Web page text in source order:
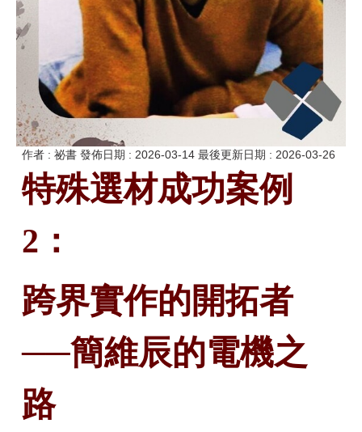
作者 : 祕書 發佈日期 : 2026-03-14 最後更新日期 : 2026-03-26
特殊選材成功案例
2：
跨界實作的開拓者
──簡維辰的電機之
路